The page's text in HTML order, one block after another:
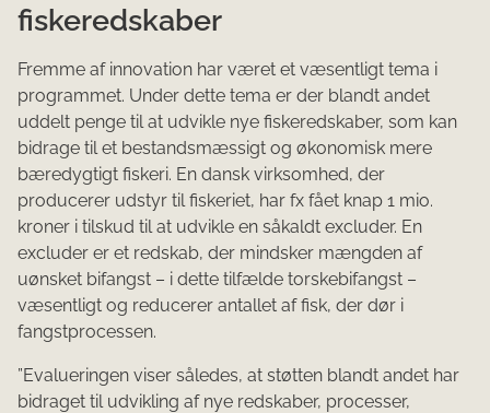
fiskeredskaber
Fremme af innovation har været et væsentligt tema i
programmet. Under dette tema er der blandt andet
uddelt penge til at udvikle nye fiskeredskaber, som kan
bidrage til et bestandsmæssigt og økonomisk mere
bæredygtigt fiskeri. En dansk virksomhed, der
producerer udstyr til fiskeriet, har fx fået knap 1 mio.
kroner i tilskud til at udvikle en såkaldt excluder. En
excluder er et redskab, der mindsker mængden af
uønsket bifangst – i dette tilfælde torskebifangst –
væsentligt og reducerer antallet af fisk, der dør i
fangstprocessen.
”Evalueringen viser således, at støtten blandt andet har
bidraget til udvikling af nye redskaber, processer,